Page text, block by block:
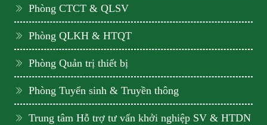
Phòng CTCT & QLSV
Phòng QLKH & HTQT
Phòng Quản trị thiết bị
Phòng Tuyển sinh & Truyền thông
Trung tâm Hỗ trợ tư vấn khởi nghiệp SV & HTDN